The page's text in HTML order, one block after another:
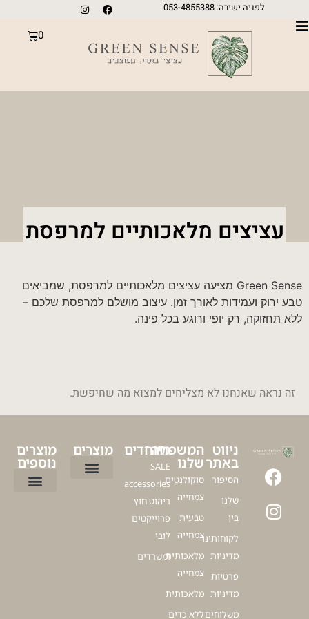
לפניה ישירה: 053-4855388
0
עציצים מלאכותיים למרפסת
Green Sense מציעה עציצים מלאכותיים למרפסת, שמביאים
טבע ירוק ועמידות לאורך זמן. עיצוב מושלם למרפסת שלכם –
ללא תחזוקה, רק יופי ורוגע בכל פינה.
זה נראה שאנחנו לא מצליחים למצוא מה שחיפשת.
ניווט
באתר
הסיפור
שלנו
בין
לקוחותינו
מדיניות
פרטיות
מדיניות
משלוחים
המשפחה
שלנו
סוקולנטים
צמחייה
טבעית
צמחייה
מלאכותית
צמחייה
מלאכותית
ללא כדים
מיוחדים
SALE
accessories
ריהוט חוץ
פרוייקטים
לובי
ומשרדים
מוצרים מוצרים
נוספים